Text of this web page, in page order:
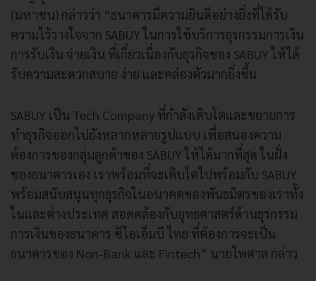
(มหาชน) กล่าวว่า “ธนาคารมีความยินดีอย่างยิ่งที่ได้รับ
ความไว้วางใจจาก SABUY ในการใช้บริการธุรกรรมการเงิน
การรับเงิน จ่ายเงิน ที่เกี่ยวเนื่องกับธุรกิจของ SABUY ให้ได้
รับความสะดวกสบาย ง่าย และคล่องตัวมากยิ่งขึ้น
SABUY เป็น Tech Company ที่กำลังเติบโตและขยายการ
ทำธุรกิจออกไปยังหลากหลายรูปแบบ เพื่อสนองความ
ต้องการของกลุ่มลูกค้าของ SABUY ให้ได้มากที่สุด ในฝั่ง
ของธนาคารเอง เราพร้อมที่จะเติบโตไปพร้อมกับ SABUY
พร้อมสนับสนุนทุกธุรกิจในอนาคตของพันธมิตรของเราทั้ง
ในและต่างประเทศ สอดคล้องกับยุทธศาสตร์ด้านธุรกรรม
การเงินของธนาคาร ซีไอเอ็มบี ไทย ที่ต้องการจะเป็น
ธนาคารของ Non-Bank และ Fintech” นายไพศาล กล่าว